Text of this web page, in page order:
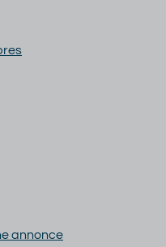
annonce